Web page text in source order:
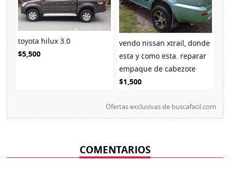
toyota hilux 3.0
$5,500
vendo nissan xtrail, donde
esta y como esta. reparar
empaque de cabezote
$1,500
Ofertas exclusivas de buscafacil.com
COMENTARIOS